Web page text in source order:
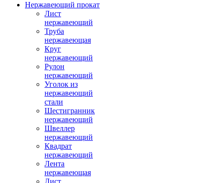
Нержавеющий прокат
Лист
нержавеющий
Труба
нержавеющая
Круг
нержавеющий
Рулон
нержавеющий
Уголок из
нержавеющий
стали
Шестигранник
нержавеющий
Швеллер
нержавеющий
Квадрат
нержавеющий
Лента
нержавеющая
Лист